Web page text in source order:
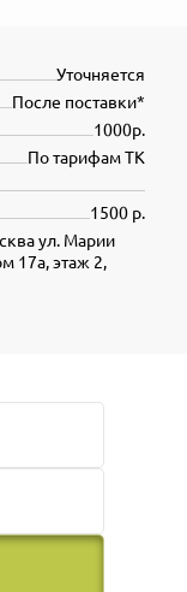
Уточняется
После поставки*
1000р.
По тарифам ТК
1500 р.
ул. Марии
17а, этаж 2,